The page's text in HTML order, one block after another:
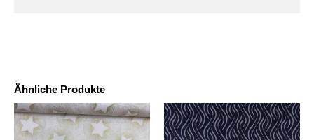
Ähnliche Produkte